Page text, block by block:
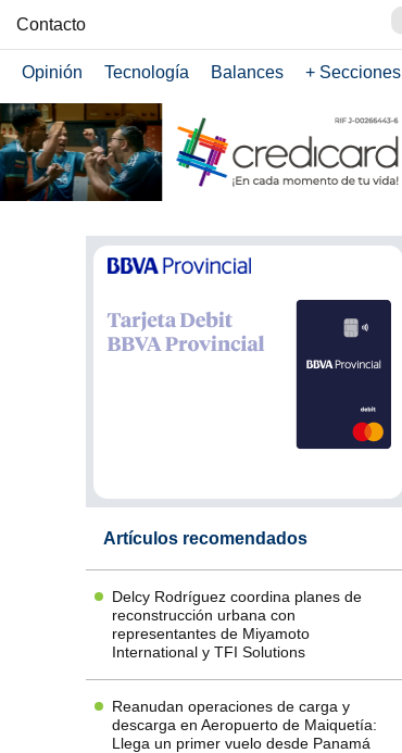
Contacto
Opinión Tecnología Balances + Secciones
Artículos recomendados
Delcy Rodríguez coordina planes de
reconstrucción urbana con
representantes de Miyamoto
International y TFI Solutions
Reanudan operaciones de carga y
descarga en Aeropuerto de Maiquetía:
Llega un primer vuelo desde Panamá